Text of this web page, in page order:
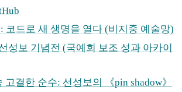
코드로 새 생명을 열다 (비지중 예술망)
성보 기념전 (국예회 보조 성과 아카이
고결한 순수: 선성보의 《pin shadow》